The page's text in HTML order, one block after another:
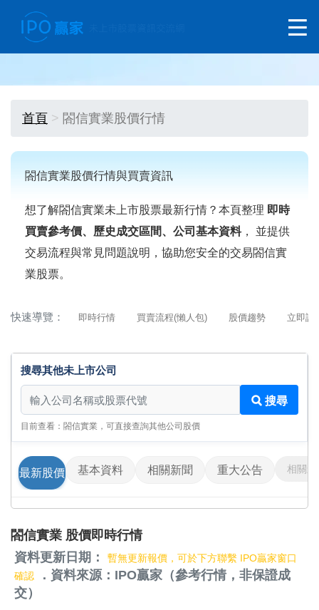
首頁 閤信實業股價行情
閤信實業股價行情與買賣資訊
想了解閤信實業未上市股票最新行情？本頁整理 即時
買賣參考價、歷史成交區間、公司基本資料， 並提供
交易流程與常見問題說明，協助您安全的交易閤信實
業股票。
快速導覽： 即時行情 買賣流程(懶人包) 股價趨勢 立即詢
搜尋其他未上市公司
搜尋其他未上市公司
搜尋
目前查看：閤信實業，可直接查詢其他公司股價
最新股價 基本資料 相關新聞 重大公告 相關影
閤信實業 股價即時行情
資料更新日期：
暫無更新報價，可於下方聯繫 IPO贏家窗口
確認
．資料來源：IPO贏家（參考行情，非保證成
交）